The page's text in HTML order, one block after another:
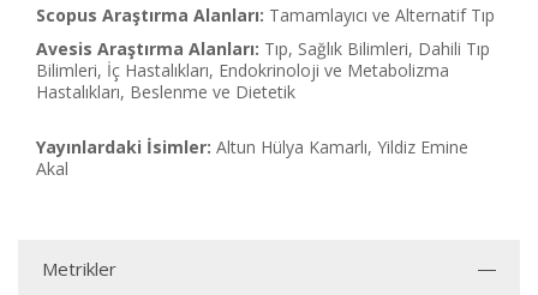
Scopus Araştırma Alanları: Tamamlayıcı ve Alternatif Tıp
Avesis Araştırma Alanları: Tıp, Sağlık Bilimleri, Dahili Tıp
Bilimleri, İç Hastalıkları, Endokrinoloji ve Metabolizma
Hastalıkları, Beslenme ve Dietetik
Yayınlardaki İsimler: Altun Hülya Kamarlı, Yildiz Emine
Akal
Metrikler